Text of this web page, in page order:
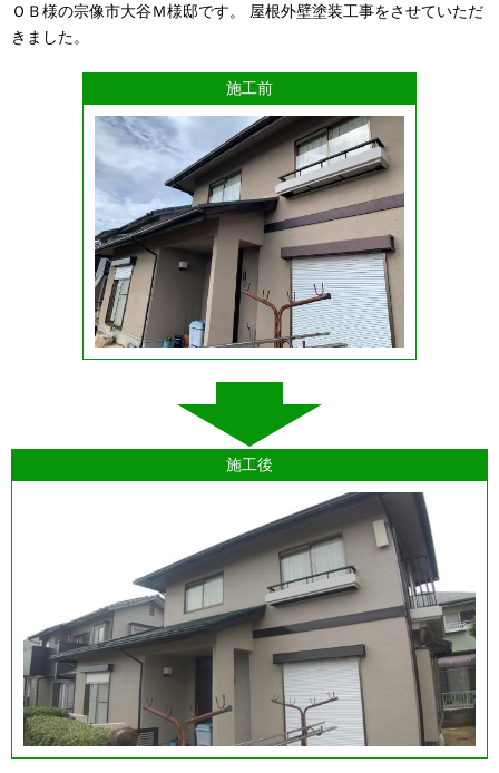
ＯＢ様の宗像市大谷Ｍ様邸です。 屋根外壁塗装工事をさせていただ
きました。
施工前
施工後